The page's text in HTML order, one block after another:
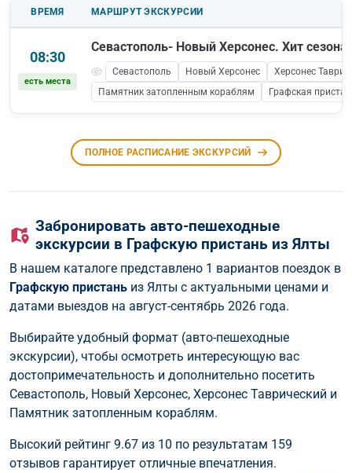
ВРЕМЯ МАРШРУТ ЭКСКУРСИИ
08:30
есть места
Севастополь- Новый Херсонес. Хит сезона!
Севастополь Новый Херсонес
Херсонес
Памятник затопленным кораблям
Графская
ПОЛНОЕ РАСПИСАНИЕ ЭКСКУРСИЙ
Забронировать авто-пешеходные
экскурсии в Графскую пристань из Ялты
В нашем каталоге представлено 1 вариантов поездок в
Графскую пристань из Ялты с актуальными ценами и
датами выездов на август-сентябрь 2026 года.
Выбирайте удобный формат (авто-пешеходные
экскурсии), чтобы осмотреть интересующую вас
достопримечательность и дополнительно посетить
Севастополь, Новый Херсонес, Херсонес Таврический и
Памятник затопленным кораблям.
Высокий рейтинг 9.67 из 10 по результатам 159
отзывов гарантирует отличные впечатления.